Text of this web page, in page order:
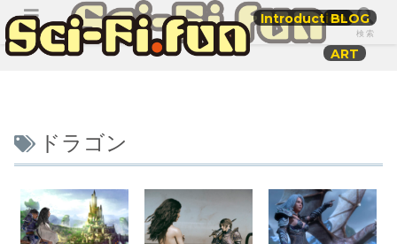
IntroductionBLOG
ART
ドラゴン
メニュー 検索